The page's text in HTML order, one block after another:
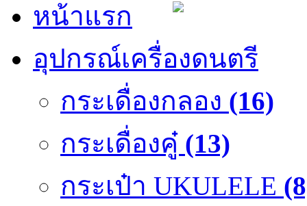
หน้าแรก
อุปกรณ์เครื่องดนตรี
กระเดื่องกลอง (16)
กระเดื่องคู๋ (13)
กระเป๋า UKULELE